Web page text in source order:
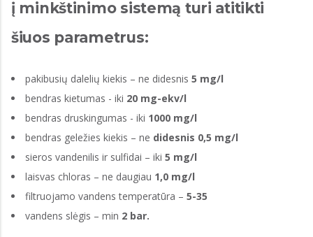
į minkštinimo sistemą turi atitikti
šiuos parametrus:
pakibusių dalelių kiekis – ne didesnis 5 mg/l
bendras kietumas - iki 20 mg-ekv/l
bendras druskingumas - iki 1000 mg/l
bendras geležies kiekis – ne didesnis 0,5 mg/l
sieros vandenilis ir sulfidai – iki 5 mg/l
laisvas chloras – ne daugiau 1,0 mg/l
filtruojamo vandens temperatūra – 5-35
vandens slėgis – min 2 bar.